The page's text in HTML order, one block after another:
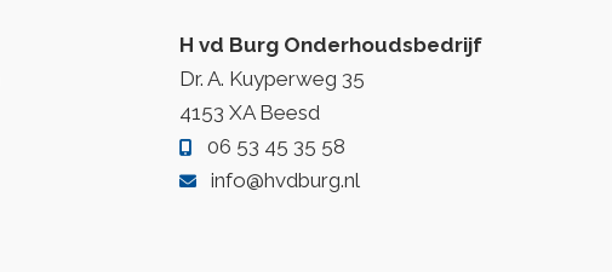
H vd Burg Onderhoudsbedrijf
Dr. A. Kuyperweg 35
4153 XA Beesd
06 53 45 35 58
info@hvdburg.nl